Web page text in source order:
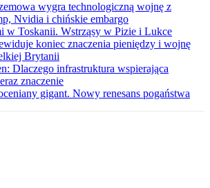
wygra technologiczną wojnę z
Nvidia i chińskie embargo
w Toskanii. Wstrząsy w Pizie i Lukce
koniec znaczenia pieniędzy i wojnę
Brytanii
Dlaczego infrastruktura wspierająca
znaczenie
gigant. Nowy renesans pogaństwa